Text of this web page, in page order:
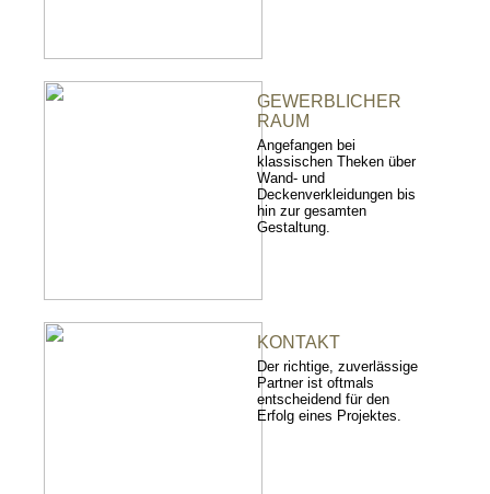
GEWERBLICHER
RAUM
Angefangen bei
klassischen Theken über
Wand- und
Deckenverkleidungen bis
hin zur gesamten
Gestaltung.
KONTAKT
Der richtige, zuverlässige
Partner ist oftmals
entscheidend für den
Erfolg eines Projektes.